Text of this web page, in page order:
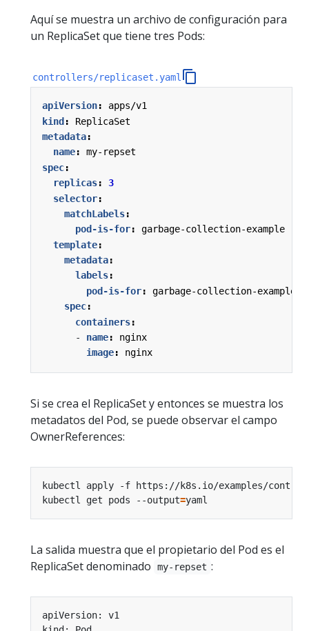
Aquí se muestra un archivo de configuración para
un ReplicaSet que tiene tres Pods:
controllers/replicaset.yaml
apiVersion:
apps/v1
kind:
ReplicaSet
metadata:
name:
my-repset
spec:
replicas:
3
selector:
matchLabels:
pod-is-for:
garbage-collection-example
template:
metadata:
labels:
pod-is-for:
garbage-collection-example
spec:
containers:
- name:
nginx
image: nginx
Si se crea el ReplicaSet y entonces se muestra los
metadatos del Pod, se puede observar el campo
OwnerReferences:
kubectl get pods --output=
La salida muestra que el propietario del Pod es el
ReplicaSet denominado
my-repset :